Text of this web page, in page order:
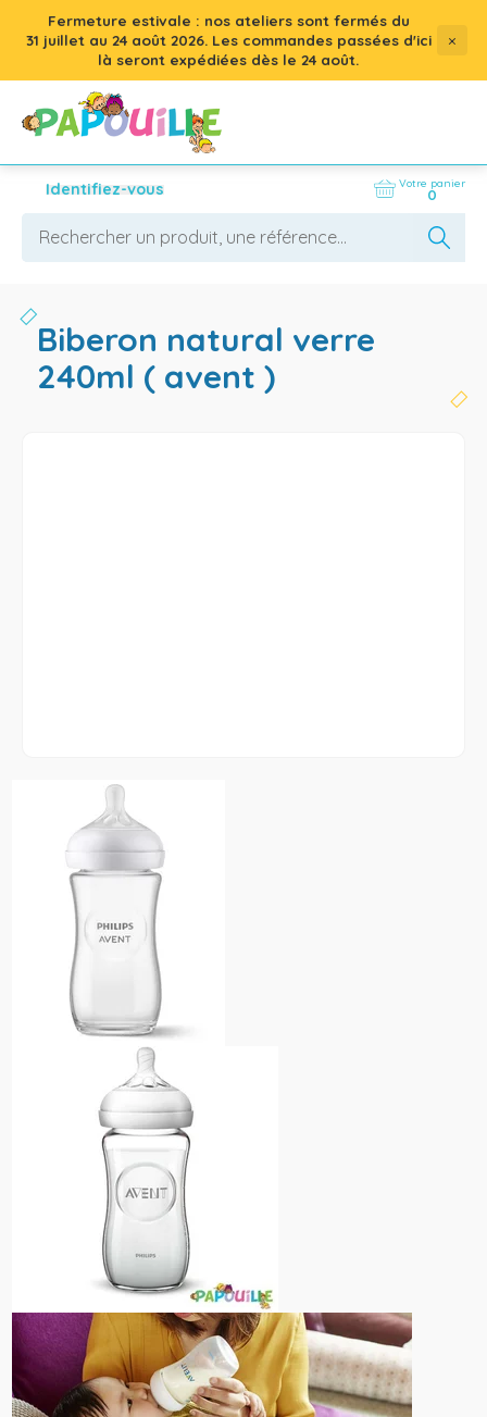
Fermeture estivale : nos ateliers sont fermés du
31 juillet au 24 août 2026. Les commandes passées d'ici
là seront expédiées dès le 24 août.
×
Identifiez-vous Votre panier
0
biberon natural verre
240ml ( avent )